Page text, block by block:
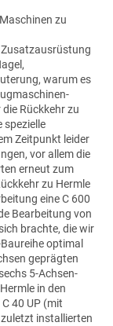
zu
warum es
Rückkehr zu
spezielle
Zeitpunkt leider
vor allem die
erneut zum
zu Hermle
eine C 600
Bearbeitung von
brachte, die wir
optimal
geprägten
5-Achsen-
in den
40 UP (mit
installierten